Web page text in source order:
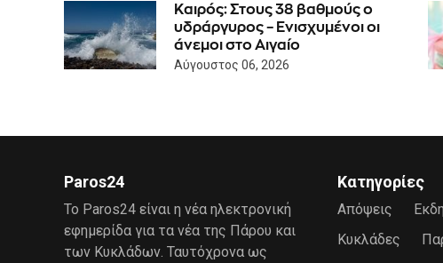
Καιρός: Στους 38 βαθμούς ο
υδράργυρος – Ενισχυμένοι οι
άνεμοι στο Αιγαίο
Αύγουστος 06, 2026
Paros24
Το Paros24 είναι η νέα ηλεκτρονική
εφημερίδα για τα νέα της Πάρου και
των Κυκλάδων. Ταυτόχρονα ως
Κατηγορίες
Απόψεις
Κυκλάδες